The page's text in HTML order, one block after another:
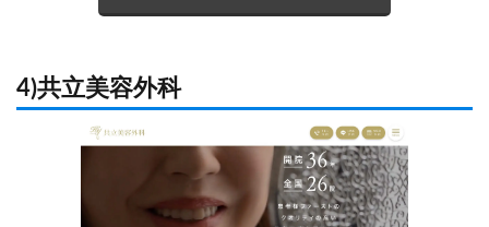
4)共立美容外科